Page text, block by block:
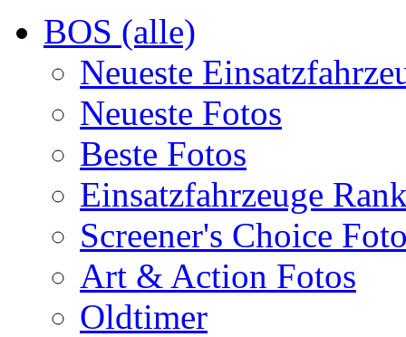
BOS (alle)
Neueste
Neueste Fotos
Beste Fotos
Einsatzfahrzeuge
Screener's Choice
Art & Action Fotos
Oldtimer